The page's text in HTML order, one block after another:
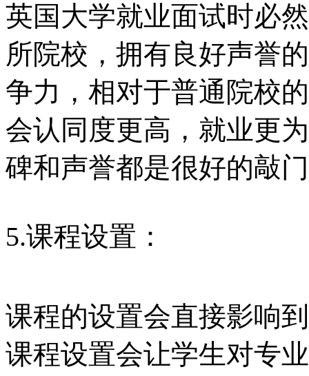
英国大学就业面试时必
所院校，拥有良好声誉
争力，相对于普通院校
会认同度更高，就业更
碑和声誉都是很好的敲
5.课程设置：
课程的设置会直接影响
课程设置会让学生对专